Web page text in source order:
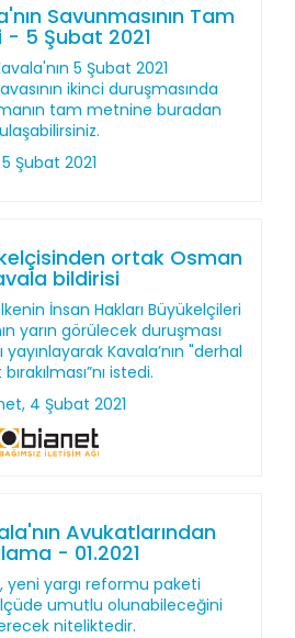
Savunmasının Tam
- 5 Şubat 2021
5 Şubat 2021
ikinci duruşmasında
tam metnine buradan
ulaşabilirsiniz.
5 Şubat 2021
ortak Osman
bildirisi
İnsan Hakları Büyükelçileri
yarın görülecek duruşması
Kavala’nın "derhal
istedi.
4 Şubat 2021
Avukatlarından
- 01.2021
yeni yargı reformu paketi
umutlu olunabileceğini
niteliktedir.